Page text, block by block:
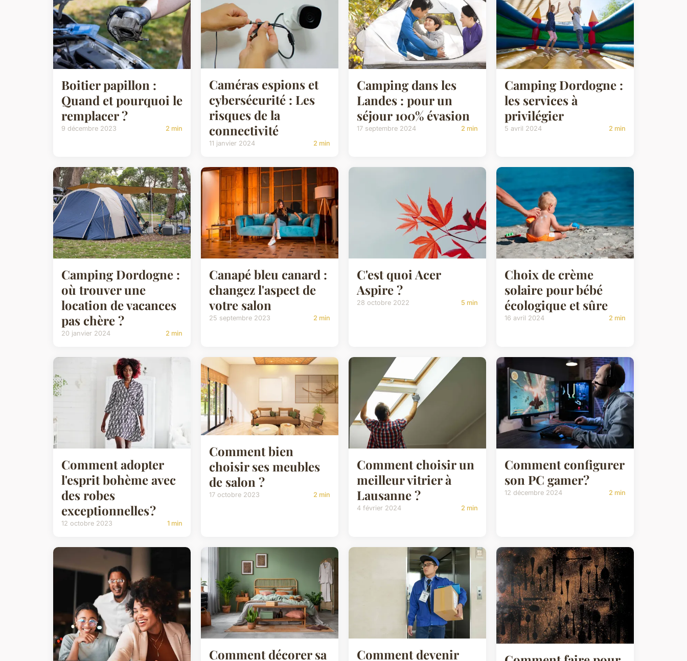
Boitier papillon :
Quand et pourquoi le
remplacer ?
9 décembre 2023 2 min
Caméras espions et
cybersécurité : Les
risques de la
connectivité
11 janvier 2024 2 min
Camping dans les
Landes : pour un
séjour 100% évasion
17 septembre 2024 2 min
Camping Dordogne :
les services à
privilégier
5 avril 2024 2 min
Camping Dordogne :
où trouver une
location de vacances
pas chère ?
20 janvier 2024 2 min
Canapé bleu canard :
changez l'aspect de
votre salon
25 septembre 2023 2 min
C'est quoi Acer
Aspire ?
28 octobre 2022 5 min
Choix de crème
solaire pour bébé
écologique et sûre
16 avril 2024 2 min
Comment adopter
l'esprit bohème avec
des robes
exceptionnelles ?
12 octobre 2023 1 min
Comment bien
choisir ses meubles
de salon ?
17 octobre 2023 2 min
Comment choisir un
meilleur vitrier à
Lausanne ?
4 février 2024 2 min
Comment configurer
son PC gamer?
12 décembre 2024 2 min
Comment décorer sa Comment devenir